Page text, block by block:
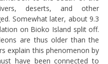
deserts, and other
Somewhat later, about 9.3
on Bioko Island split off.
are thus older than the
explain this phenomenon by
have been connected to